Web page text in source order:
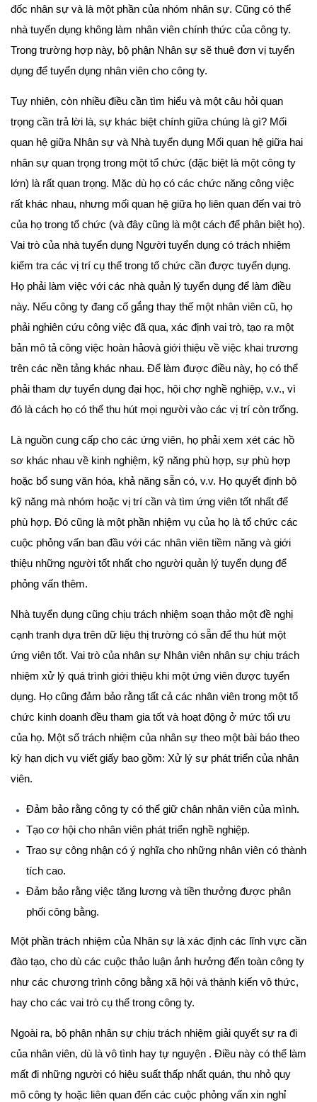
đốc nhân sự và là một phần của nhóm nhân sự. Cũng có thể
nhà tuyển dụng không làm nhân viên chính thức của công ty.
Trong trường hợp này, bộ phận Nhân sự sẽ thuê đơn vị tuyển
dụng để tuyển dụng nhân viên cho công ty.
Tuy nhiên, còn nhiều điều cần tìm hiểu và một câu hỏi quan
trọng cần trả lời là, sự khác biệt chính giữa chúng là gì? Mối
quan hệ giữa Nhân sự và Nhà tuyển dụng Mối quan hệ giữa hai
nhân sự quan trọng trong một tổ chức (đặc biệt là một công ty
lớn) là rất quan trọng. Mặc dù họ có các chức năng công việc
rất khác nhau, nhưng mối quan hệ giữa họ liên quan đến vai trò
của họ trong tổ chức (và đây cũng là một cách để phân biệt họ).
Vai trò của nhà tuyển dụng Người tuyển dụng có trách nhiệm
kiểm tra các vị trí cụ thể trong tổ chức cần được tuyển dụng.
Họ phải làm việc với các nhà quản lý tuyển dụng để làm điều
này. Nếu công ty đang cố gắng thay thế một nhân viên cũ, họ
phải nghiên cứu công việc đã qua, xác định vai trò, tạo ra một
bản mô tả công việc hoàn hảovà giới thiệu về việc khai trương
trên các nền tảng khác nhau. Để làm được điều này, họ có thể
phải tham dự tuyển dụng đại học, hội chợ nghề nghiệp, v.v., vì
đó là cách họ có thể thu hút mọi người vào các vị trí còn trống.
Là nguồn cung cấp cho các ứng viên, họ phải xem xét các hồ
sơ khác nhau về kinh nghiệm, kỹ năng phù hợp, sự phù hợp
hoặc bổ sung văn hóa, khả năng sẵn có, v.v. Họ quyết định bộ
kỹ năng mà nhóm hoặc vị trí cần và tìm ứng viên tốt nhất để
phù hợp. Đó cũng là một phần nhiệm vụ của họ là tổ chức các
cuộc phỏng vấn ban đầu với các nhân viên tiềm năng và giới
thiệu những người tốt nhất cho người quản lý tuyển dụng để
phỏng vấn thêm.
Nhà tuyển dụng cũng chịu trách nhiệm soạn thảo một đề nghị
cạnh tranh dựa trên dữ liệu thị trường có sẵn để thu hút một
ứng viên tốt. Vai trò của nhân sự Nhân viên nhân sự chịu trách
nhiệm xử lý quá trình giới thiệu khi một ứng viên được tuyển
dụng. Họ cũng đảm bảo rằng tất cả các nhân viên trong một tổ
chức kinh doanh đều tham gia tốt và hoạt động ở mức tối ưu
của họ. Một số trách nhiệm của nhân sự theo một bài báo theo
kỳ hạn dịch vụ viết giấy bao gồm: Xử lý sự phát triển của nhân
viên.
Đảm bảo rằng công ty có thể giữ chân nhân viên của mình.
Tạo cơ hội cho nhân viên phát triển nghề nghiệp.
Trao sự công nhận có ý nghĩa cho những nhân viên có thành
tích cao.
Đảm bảo rằng việc tăng lương và tiền thưởng được phân
phối công bằng.
Một phần trách nhiệm của Nhân sự là xác định các lĩnh vực cần
đào tạo, cho dù các cuộc thảo luận ảnh hưởng đến toàn công ty
như các chương trình công bằng xã hội và thành kiến ​​vô thức,
hay cho các vai trò cụ thể trong công ty.
Ngoài ra, bộ phận nhân sự chịu trách nhiệm giải quyết sự ra đi
của nhân viên, dù là vô tình hay tự nguyện . Điều này có thể làm
mất đi những người có hiệu suất thấp nhất quán, thu nhỏ quy
mô công ty hoặc liên quan đến các cuộc phỏng vấn xin nghỉ